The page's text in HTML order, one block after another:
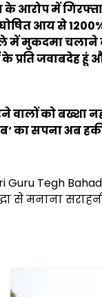
के आरोप में
आय से
में मुकदमा चलाने
जवाबदेह हूं
वालों को बख्शा
‘का सपना अब
Guru Tegh
से मनाना